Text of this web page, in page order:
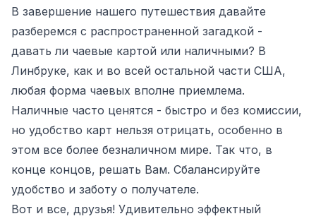
В завершение нашего путешествия давайте
разберемся с распространенной загадкой -
давать ли чаевые картой или наличными? В
Линбруке, как и во всей остальной части США,
любая форма чаевых вполне приемлема.
Наличные часто ценятся - быстро и без комиссии,
но удобство карт нельзя отрицать, особенно в
этом все более безналичном мире. Так что, в
конце концов, решать Вам. Сбалансируйте
удобство и заботу о получателе.
Вот и все, друзья! Удивительно эффектный